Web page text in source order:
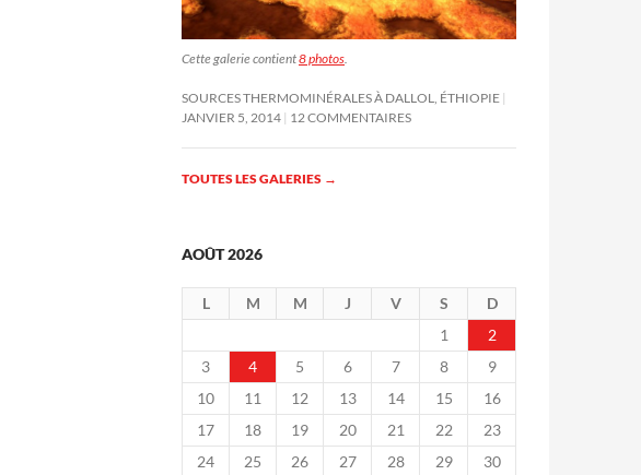
Cette galerie contient8 photos
SOURCES THERMOMINÉRALES À DALLOL, ÉTHIOPIE
JANVIER 5, 2014 12 COMMENTAIRES
TOUTES LES GALERIES →
AOÛT 2026
L M M J V S
D
1
2
3
4 5 6 7 8
9
10
11 12 13 14 15
16
17
18 19 20 21 22
23
24
25 26 27 28 29
30